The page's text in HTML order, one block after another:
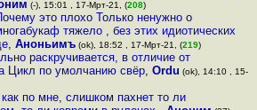
(-), 15:01 , 17-Мрт-21, (208)
это плохо Только ненужно о
тяжело , без этих идиотических
, Аноньимъ(ok), 18:52 , 17-Мрт-21, (219)
раскручивается, в отличие от
Цикл по умолчанию свёр, Ordu (ok), 14:10 , 15-
по мне, слишком пахнет то ли